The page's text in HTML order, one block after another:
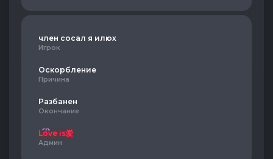
член сосал я илюх
Игрок
Оскорбление
Причина
Разбанен
Окончание
Love is爱
Админ